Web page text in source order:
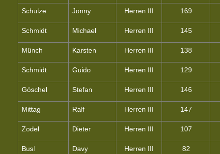
Schulze Jonny Herren III 169
Schmidt Michael Herren III 145
Münch Karsten Herren III 138
Schmidt Guido Herren III 129
Göschel Stefan Herren III 146
Mittag Ralf Herren III 147
Zodel Dieter Herren III 107
Busl Davy Herren III 82